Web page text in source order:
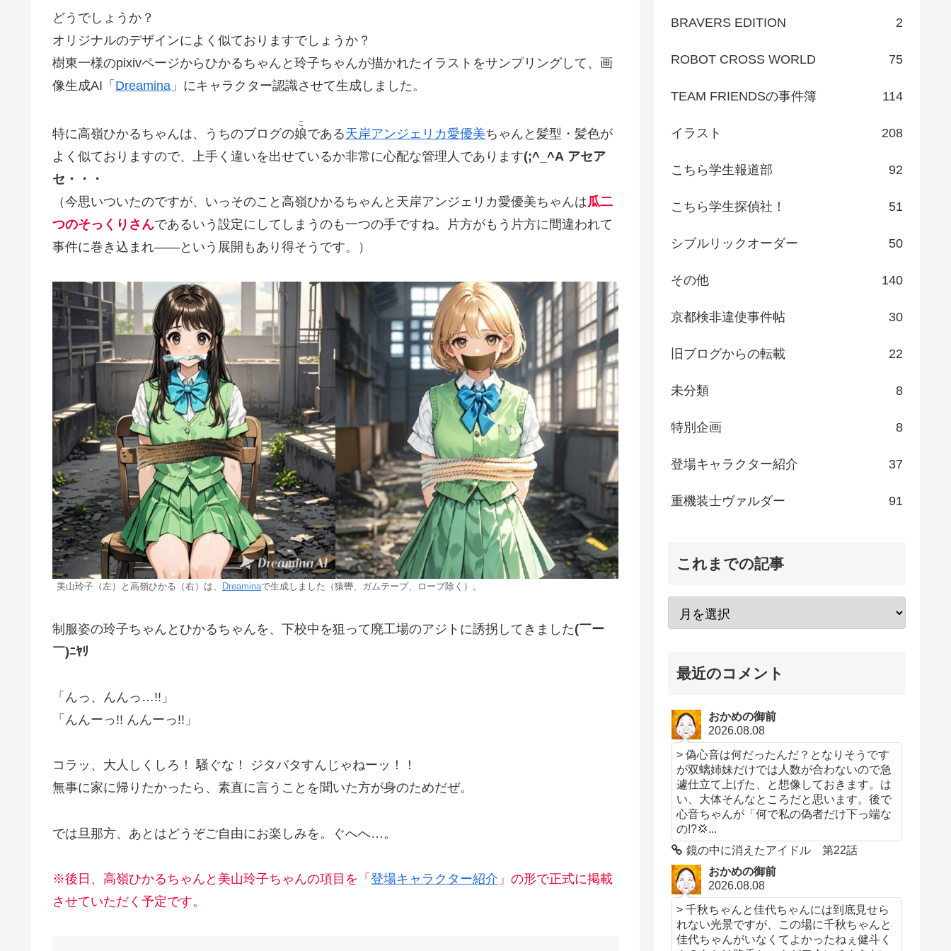
どうでしょうか？
オリジナルのデザインによく似ておりますでしょうか？
樹東一様のpixivページからひかるちゃんと玲子ちゃんが描かれたイラストをサンプリングして、画
像生成AI「 Dreamina 」にキャラクター認識させて生成しました。
特に高嶺ひかるちゃんは、うちのブログの娘
こ
である天岸アンジェリカ愛優美ちゃんと髪型・髪色が
よく似ておりますので、上手く違いを出せているか非常に心配な管理人であります(;^_^A アセア
セ・・・
（今思いついたのですが、いっそのこと高嶺ひかるちゃんと天岸アンジェリカ愛優美ちゃんは瓜二
つのそっくりさんであるいう設定にしてしまうのも一つの手ですね。片方がもう片方に間違われて
事件に巻き込まれ――という展開もあり得そうです。）
美山玲子（左）と高嶺ひかる（右）は、 Dreaminaで生成しました（猿轡、ガムテープ、ロープ除く）。
制服姿の玲子ちゃんとひかるちゃんを、下校中を狙って廃工場のアジトに誘拐してきました(￣ー
￣)ﾆﾔﾘ
「んっ、んんっ…!!」
「んんーっ!! んんーっ!!」
コラッ、大人しくしろ！ 騒ぐな！ ジタバタすんじゃねーッ！！
無事に家に帰りたかったら、素直に言うことを聞いた方が身のためだぜ。
では旦那方、あとはどうぞご自由にお楽しみを。ぐへへ…。
※後日、高嶺ひかるちゃんと美山玲子ちゃんの項目を「 登場キャラクター紹介 」の形で正式に掲載
させていただく予定です。
BRAVERS EDITION 2
ROBOT CROSS WORLD 75
TEAM FRIENDSの事件簿 114
イラスト 208
こちら学生報道部 92
こちら学生探偵社！ 51
シブルリックオーダー 50
その他 140
京都検非違使事件帖 30
旧ブログからの転載 22
未分類 8
特別企画 8
登場キャラクター紹介 37
重機装士ヴァルダー 91
これまでの記事
最近のコメント
おかめの御前
2026.08.08
> 偽心音は何だったんだ？となりそうです
が双螭姉妹だけでは人数が合わないので急
遽仕立て上げた、と想像しておきます。は
い、大体そんなところだと思います。後で
心音ちゃんが「何で私の偽者だけ下っ端な
の!?💢...
鏡の中に消えたアイドル 第22話
おかめの御前
2026.08.08
> 千秋ちゃんと佳代ちゃんには到底見せら
れない光景ですが、この場に千秋ちゃんと
佳代ちゃんがいなくてよかったねぇ健斗く